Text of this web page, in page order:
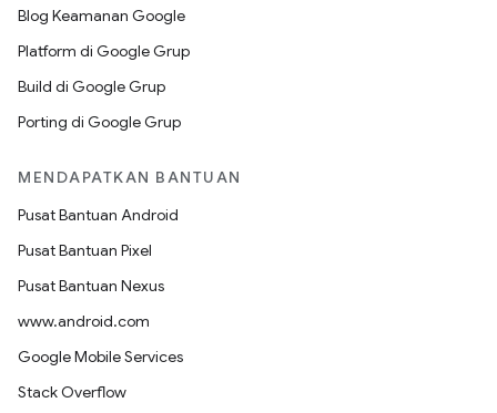
Blog Keamanan Google
Platform di Google Grup
Build di Google Grup
Porting di Google Grup
MENDAPATKAN BANTUAN
Pusat Bantuan Android
Pusat Bantuan Pixel
Pusat Bantuan Nexus
www.android.com
Google Mobile Services
Stack Overflow